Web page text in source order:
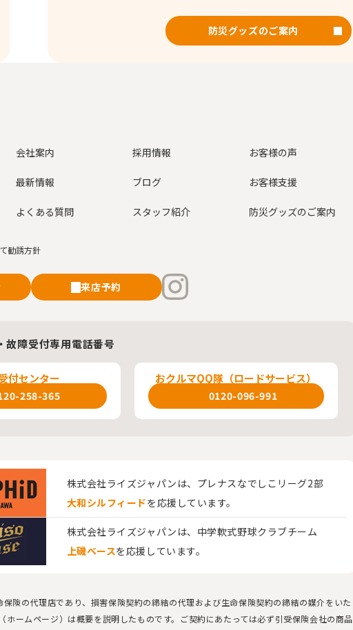
防災グッズのご案内
会社案内
最新情報
よくある質問
採用情報
ブログ
スタッフ紹介
お客様の声
お客様支援
防災グッズのご案内
勧誘方針
来店予約
故障受付専用電話番号
付センター
258-365
おクルマQQ隊（ロードサービス）
0120-096-991
株式会社ライズジャパンは、プレナスなでしこリーグ2部
大和シルフィードを応援しています。
株式会社ライズジャパンは、​中学軟式野球クラブチーム
上磯ベースを応援しています。
保険の代理店であり、損害保険契約の締結の代理および生命保険契約の締結の媒介をいた
ホームページ）は概要を説明したものです。ご契約にあたっては必ず引受保険会社の商品